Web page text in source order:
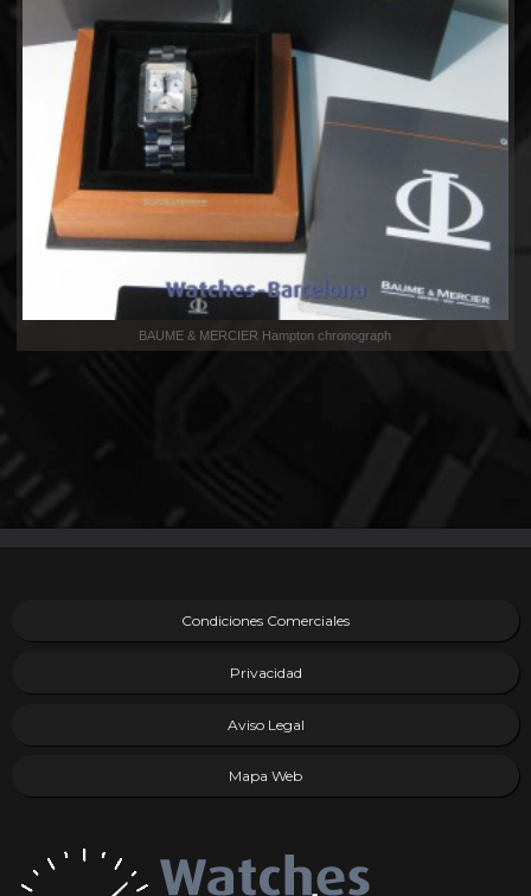
BAUME & MERCIER Hampton chronograph
Condiciones Comerciales
Privacidad
Aviso Legal
Mapa Web